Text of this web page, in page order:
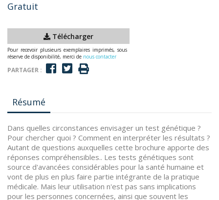
Gratuit
Télécharger
Pour recevoir plusieurs exemplaires imprimés, sous
réserve de disponibilité, merci de nous contacter
PARTAGER :
Résumé
Dans quelles circonstances envisager un test génétique ?
Pour chercher quoi ? Comment en interpréter les résultats ?
Autant de questions auxquelles cette brochure apporte des
réponses compréhensibles.. Les tests génétiques sont
source d'avancées considérables pour la santé humaine et
vont de plus en plus faire partie intégrante de la pratique
médicale. Mais leur utilisation n'est pas sans implications
pour les personnes concernées, ainsi que souvent les